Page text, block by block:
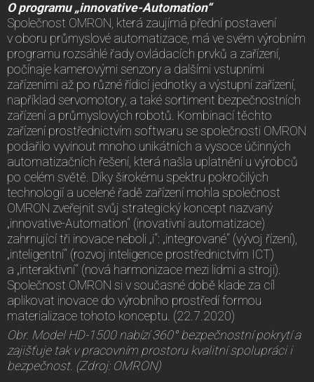
O programu „innovative-Automation“
Společnost OMRON, která zaujímá přední postavení
v oboru průmyslové automatizace, má ve svém výrobním
programu rozsáhlé řady ovládacích prvků a zařízení,
počínaje kamerovými senzory a dalšími vstupními
zařízeními až po různé řídicí jednotky a výstupní zařízení,
například servomotory, a také sortiment bezpečnostních
zařízení a průmyslových robotů. Kombinací těchto
zařízení prostřednictvím softwaru se společnosti OMRON
podařilo vyvinout mnoho unikátních a vysoce účinných
automatizačních řešení, která našla uplatnění u výrobců
po celém světě. Díky širokému spektru pokročilých
technologií a ucelené řadě zařízení mohla společnost
OMRON zveřejnit svůj strategický koncept nazvaný
„innovative-Automation“ (inovativní automatizace)
zahrnující tři inovace neboli „i“: „integrované“ (vývoj řízení),
„inteligentní“ (rozvoj inteligence prostřednictvím ICT)
a „interaktivní“ (nová harmonizace mezi lidmi a stroji).
Společnost OMRON si v současné době klade za cíl
aplikovat inovace do výrobního prostředí formou
materializace tohoto konceptu. (22.7.2020)
Obr. Model HD-1500 nabízí 360° bezpečnostní pokrytí a
zajišťuje tak v pracovním prostoru kvalitní spolupráci i
bezpečnost. (Zdroj: OMRON)